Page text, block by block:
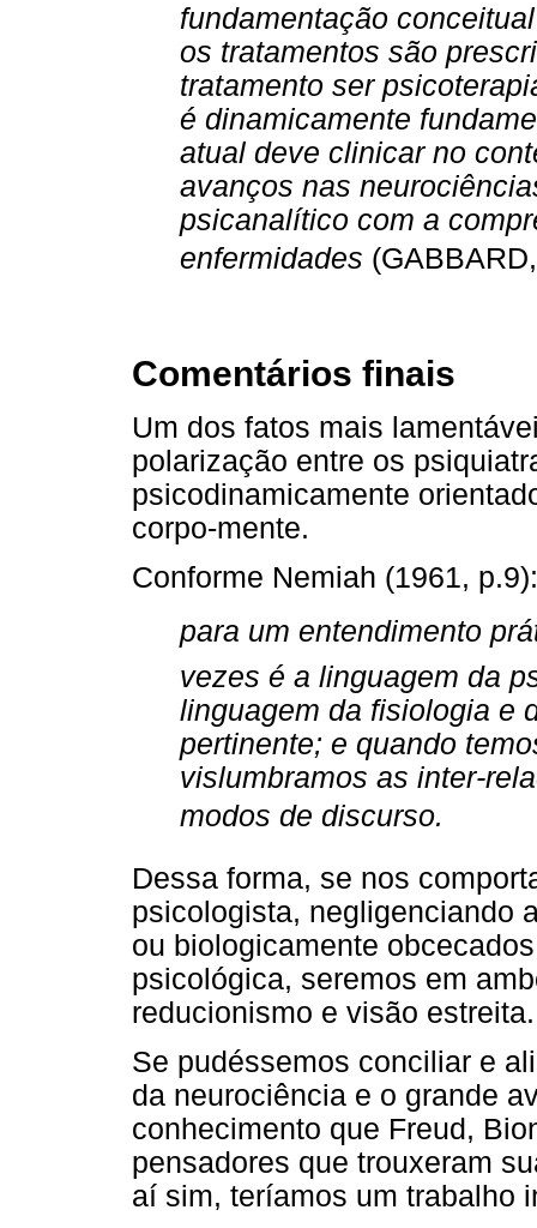
fundamentação
os tratamentos são
tratamento ser
é dinamicamente
atual deve clinicar no
avanços nas
psicanalítico com a
enfermidades
Comentários finais
Um dos fatos mais
polarização entre os
psicodinamicamente
corpo-mente.
Conforme Nemiah (1961, p.9):
para um entendimento
vezes é a linguagem da
linguagem da fisiologia e
pertinente; e quando
vislumbramos as inter-
modos de discurso.
Dessa forma, se nos
psicologista, negligenciando
ou biologicamente
psicológica, seremos em
reducionismo e visão estreita.
Se pudéssemos conciliar e
da neurociência e o grande
conhecimento que Freud,
pensadores que trouxeram
aí sim, teríamos um trabalho